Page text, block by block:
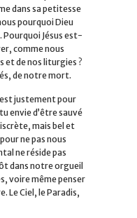
dans sa petitesse
pourquoi Dieu
Pourquoi Jésus est-
comme nous
et de nos liturgies ?
de notre mort.
justement pour
envie d’être sauvé
mais bel et
ne pas nous
ne réside pas
dans notre orgueil
voire même penser
Le Ciel, le Paradis,